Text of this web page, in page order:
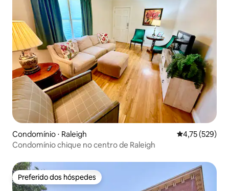
Condomínio ⋅ Raleigh 4,75 de uma
4,75 (529)
Condomínio chique no centro de Raleigh
Preferido dos hóspedes
Preferido dos hóspedes